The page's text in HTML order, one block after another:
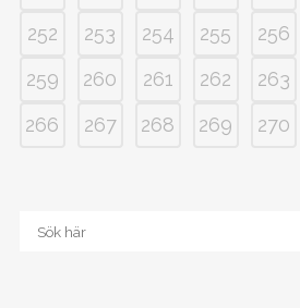
252
253 254 255 256
259
260 261 262 263
266
267 268 269 270